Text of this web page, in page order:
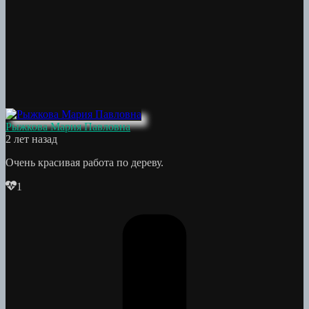
Рыжкова Мария Павловна
2 лет назад
Очень красивая работа по дереву.
1